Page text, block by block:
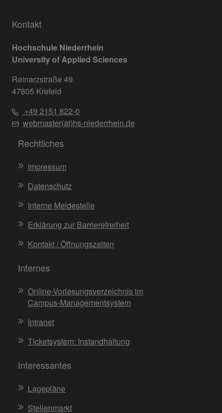
Kontakt
Hochschule Niederrhein
University of Applied Sciences
Reinarzstraße 49
47805 Krefeld
+49 2151 822-0
webmaster(at)hs-niederrhein.de
Rechtliches
Impressum
Datenschutz
Interne Meldestelle
Erklärung zur Barrierefreiheit
Kontakt / Öffnungszeiten
Internes
Online-Vorlesungsverzeichnis im
Campus-Managementsystem
Intranet
Ticketsystem: Instandhaltung
Interessantes
Lagepläne
Stellenmarkt